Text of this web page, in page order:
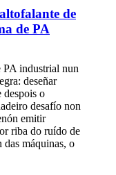
de
de PA
industrial nun
deseñar
despois o
desafío non
emitir
riba do ruído de
das máquinas, o